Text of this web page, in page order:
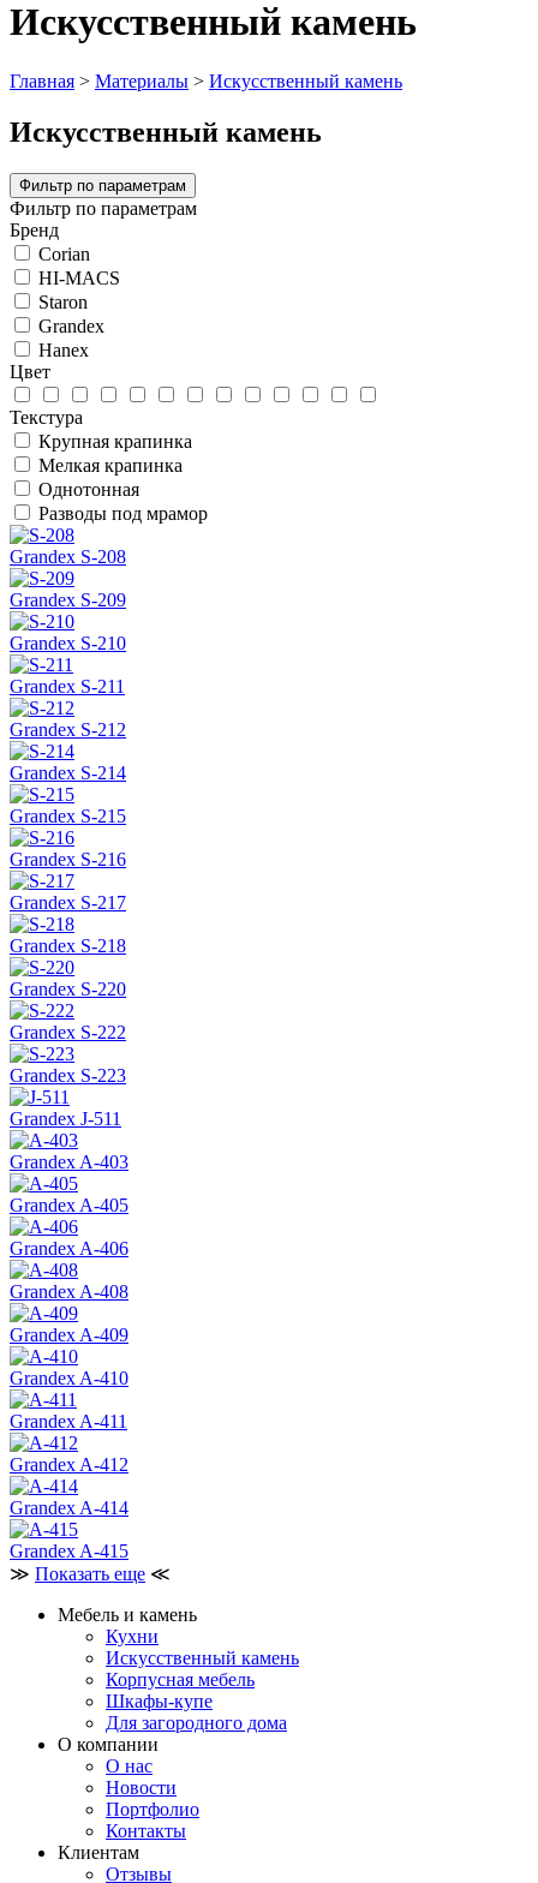
Искусственный камень
Главная > Материалы > Искусственный камень
Искусственный камень
Фильтр по параметрам
Фильтр по параметрам
Бренд
Corian
HI-MACS
Staron
Grandex
Hanex
Цвет
Текстура
Крупная крапинка
Мелкая крапинка
Однотонная
Разводы под мрамор
Grandex S-208
Grandex S-209
Grandex S-210
Grandex S-211
Grandex S-212
Grandex S-214
Grandex S-215
Grandex S-216
Grandex S-217
Grandex S-218
Grandex S-220
Grandex S-222
Grandex S-223
Grandex J-511
Grandex A-403
Grandex A-405
Grandex A-406
Grandex A-408
Grandex A-409
Grandex A-410
Grandex A-411
Grandex A-412
Grandex A-414
Grandex A-415
≫ Показать еще ≪
Мебель и камень
Кухни
Искусственный камень
Корпусная мебель
Шкафы-купе
Для загородного дома
О компании
О нас
Новости
Портфолио
Контакты
Клиентам
Отзывы